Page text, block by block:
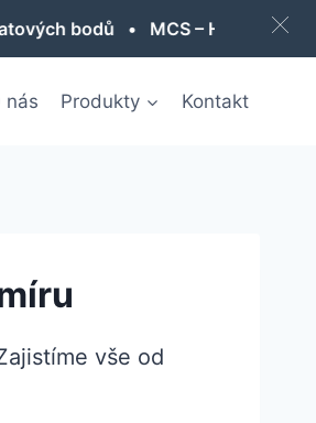
zdarma • MCS – žádné
nás Produkty Kontakt
vše od